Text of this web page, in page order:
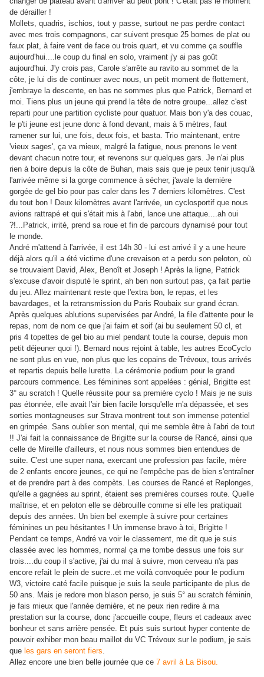
de dérailler !
Mollets, quadris, ischios, tout y passe, surtout ne pas perdre contact
avec mes trois compagnons, car suivent presque 25 bornes de plat ou
faux plat, à faire vent de face ou trois quart, et vu comme ça souffle
aujourd'hui....le coup du final en solo, vraiment j'y ai pas goût
aujourd'hui. J'y crois pas, Carole s'arrête au ravito au sommet de la
côte, je lui dis de continuer avec nous, un petit moment de flottement,
j'embraye la descente, en bas ne sommes plus que Patrick, Bernard et
moi. Tiens plus un jeune qui prend la tête de notre groupe...allez c'est
reparti pour une partition cycliste pour quatuor. Mais bon y'a des couac,
le p'ti jeune est jeune donc à fond devant, mais à 5 mètres, faut
ramener sur lui, une fois, deux fois, et basta. Trio maintenant, entre
'vieux sages', ça va mieux, malgré la fatigue, nous prenons le vent
devant chacun notre tour, et revenons sur quelques gars. Je n'ai plus
rien à boire depuis la côte de Buhan, mais sais que je peux tenir jusqu'à
l'arrivée même si la gorge commence à sécher, j'avale la dernière
gorgée de gel bio pour pas caler dans les 7 derniers kilomètres. C'est
du tout bon ! Deux kilomètres avant l'arrivée, un cyclosportif que nous
avions rattrapé et qui s'était mis à l'abri, lance une attaque....ah oui
?!...Patrick, irrité, prend sa roue et fin de parcours dynamisé pour tout
le monde.
André m'attend à l'arrivée, il est 14h 30 - lui est arrivé il y a une heure
déjà alors qu'il a été victime d'une crevaison et a perdu son peloton, où
se trouvaient David, Alex, Benoît et Joseph ! Après la ligne, Patrick
s'excuse d'avoir disputé le sprint, ah ben non surtout pas, ça fait partie
du jeu. Allez maintenant reste que l'extra bon, le repas, et les
bavardages, et la retransmission du Paris Roubaix sur grand écran.
Après quelques ablutions supervisées par André, la file d'attente pour le
repas, nom de nom ce que j'ai faim et soif (ai bu seulement 50 cl, et
pris 4 topettes de gel bio au miel pendant toute la course, depuis mon
petit déjeuner quoi !). Bernard nous rejoint à table, les autres EcoCyclo
ne sont plus en vue, non plus que les copains de Trévoux, tous arrivés
et repartis depuis belle lurette. La cérémonie podium pour le grand
parcours commence. Les féminines sont appelées : génial, Brigitte est
3° au scratch ! Quelle réussite pour sa première cyclo ! Mais je ne suis
pas étonnée, elle avait l'air bien facile lorsqu'elle m'a dépassée, et ses
sorties montagneuses sur Strava montrent tout son immense potentiel
en grimpée. Sans oublier son mental, qui me semble être à l'abri de tout
!! J'ai fait la connaissance de Brigitte sur la course de Rancé, ainsi que
celle de Mireille d'ailleurs, et nous nous sommes bien entendues de
suite. C'est une super nana, exercant une profession pas facile, mère
de 2 enfants encore jeunes, ce qui ne l'empêche pas de bien s'entraîner
et de prendre part à des compèts. Les courses de Rancé et Replonges,
qu'elle a gagnées au sprint, étaient ses premières courses route. Quelle
maîtrise, et en peloton elle se débrouille comme si elle les pratiquait
depuis des années. Un bien bel exemple à suivre pour certaines
féminines un peu hésitantes ! Un immense bravo à toi, Brigitte !
Pendant ce temps, André va voir le classement, me dit que je suis
classée avec les hommes, normal ça me tombe dessus une fois sur
trois....du coup il s'active, j'ai du mal à suivre, mon cerveau n'a pas
encore refait le plein de sucre..et me voilà convoquée pour le podium
W3, victoire caté facile puisque je suis la seule participante de plus de
50 ans. Mais je redore mon blason perso, je suis 5° au scratch féminin,
je fais mieux que l'année dernière, et ne peux rien redire à ma
prestation sur la course, donc j'accueille coupe, fleurs et cadeaux avec
bonheur et sans arrière pensée. Et puis suis surtout hyper contente de
pouvoir exhiber mon beau maillot du VC Trévoux sur le podium, je sais
que les gars en seront fiers.
Allez encore une bien belle journée que ce 7 avril à La Bisou.